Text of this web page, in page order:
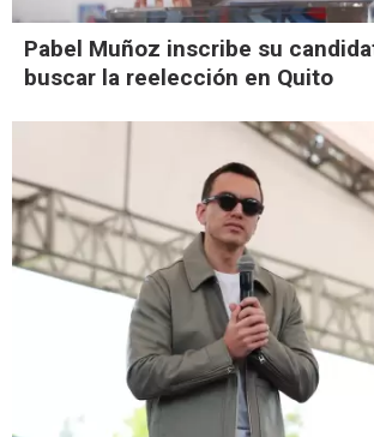
Pabel Muñoz inscribe su
buscar la reelección en Quito